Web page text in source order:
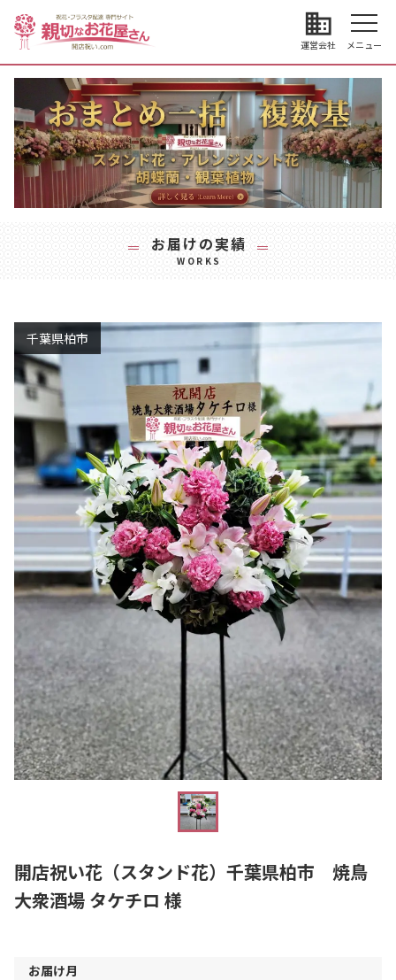
business
運営会社 メニュー
お届けの実績
WORKS
千葉県柏市
開店祝い花（スタンド花）千葉県柏市 焼鳥
大衆酒場 タケチロ 様
お届け月